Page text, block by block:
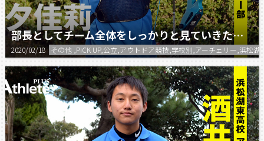
部長としてチーム全体をしっかりと見ていきたい。
2020/02/18 その他 ,PICK UP,公立,アウトドア競技,学校別,アーチェリー,浜松湖